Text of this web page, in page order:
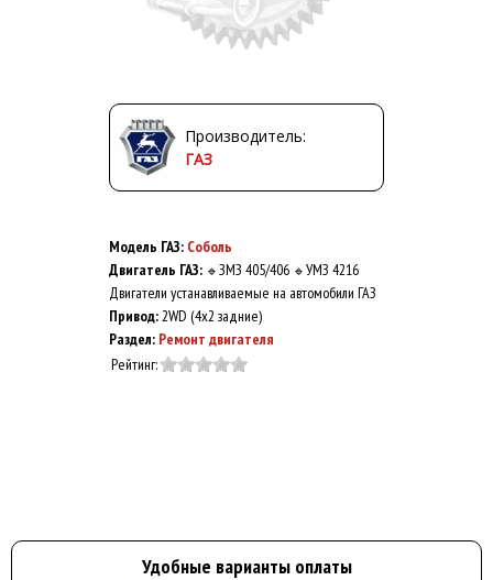
Производитель:
ГАЗ
Модель ГАЗ: Соболь
Двигатель ГАЗ: 🔹 ЗМЗ 405/406 🔹 УМЗ 4216
Двигатели устанавливаемые на автомобили ГАЗ
Привод:2WD (4x2 задние)
Раздел: Ремонт двигателя
Рейтинг:
Удобные варианты оплаты